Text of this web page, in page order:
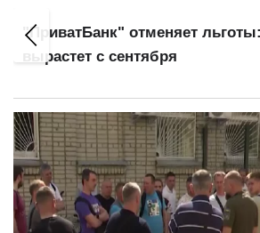
"ПриватБанк" отменяет
вырастет с сентября